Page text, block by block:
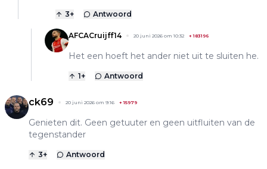
3+ Antwoord
AFCACruijff14 20 juni 2026 om 10:32 +183196
Het een hoeft het ander niet uit te sluiten he.
1+ Antwoord
ck69 20 juni 2026 om 9:16 +15979
Genieten dit. Geen getuuter en geen uitfluiten van de
tegenstander
3+ Antwoord